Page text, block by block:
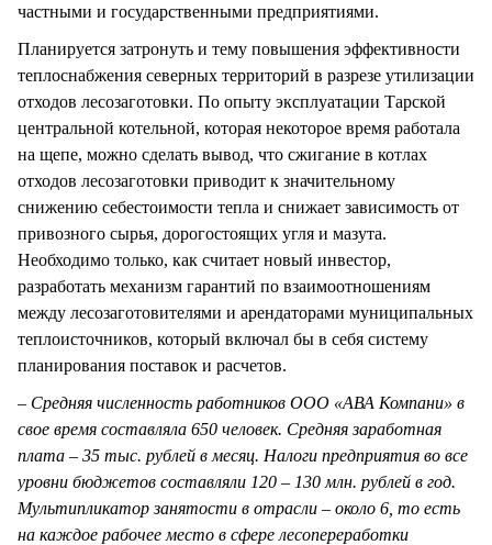
частными и государственными предприятиями.
Планируется затронуть и тему повышения эффективности
теплоснабжения северных территорий в разрезе утилизации
отходов лесозаготовки. По опыту эксплуатации Тарской
центральной котельной, которая некоторое время работала
на щепе, можно сделать вывод, что сжигание в котлах
отходов лесозаготовки приводит к значительному
снижению себестоимости тепла и снижает зависимость от
привозного сырья, дорогостоящих угля и мазута.
Необходимо только, как считает новый инвестор,
разработать механизм гарантий по взаимоотношениям
между лесозаготовителями и арендаторами муниципальных
теплоисточников, который включал бы в себя систему
планирования поставок и расчетов.
– Средняя численность работников ООО «АВА Компани» в
свое время составляла 650 человек. Средняя заработная
плата – 35 тыс. рублей в месяц. Налоги предприятия во все
уровни бюджетов составляли 120 – 130 млн. рублей в год.
Мультипликатор занятости в отрасли – около 6, то есть
на каждое рабочее место в сфере лесопереработки